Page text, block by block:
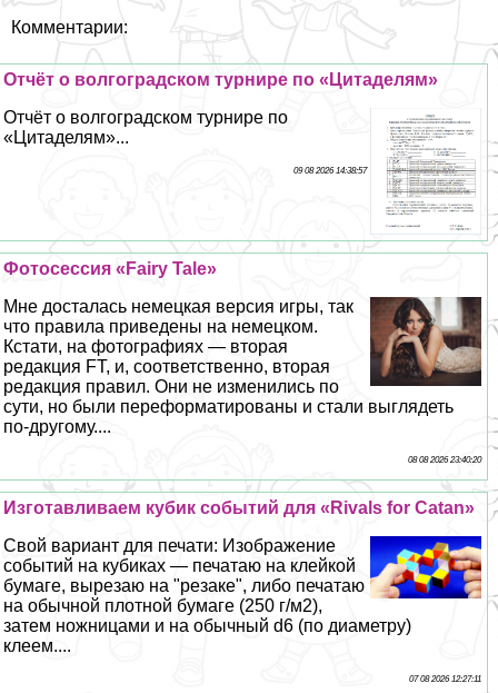
Комментарии:
Отчёт о волгоградском турнире по «Цитаделям»
Отчёт о волгоградском турнире по
«Цитаделям»...
09 08 2026 14:38:57
Фотосессия «Fairy Tale»
Мне досталась немецкая версия игры, так
что правила приведены на немецком.
Кстати, на фотографиях — вторая
редакция FT, и, соответственно, вторая
редакция правил. Они не изменились по
сути, но были переформатированы и стали выглядеть
по-другому....
08 08 2026 23:40:20
Изготавливаем кубик событий для «Rivals for Catan»
Свой вариант для печати: Изображение
событий на кубиках — печатаю на клейкой
бумаге, вырезаю на "резаке", либо печатаю
на обычной плотной бумаге (250 г/м2),
затем ножницами и на обычный d6 (по диаметру)
клеем....
07 08 2026 12:27:11